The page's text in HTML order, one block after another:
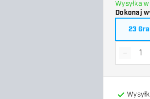
Wysyłka
Dokonaj
23
-